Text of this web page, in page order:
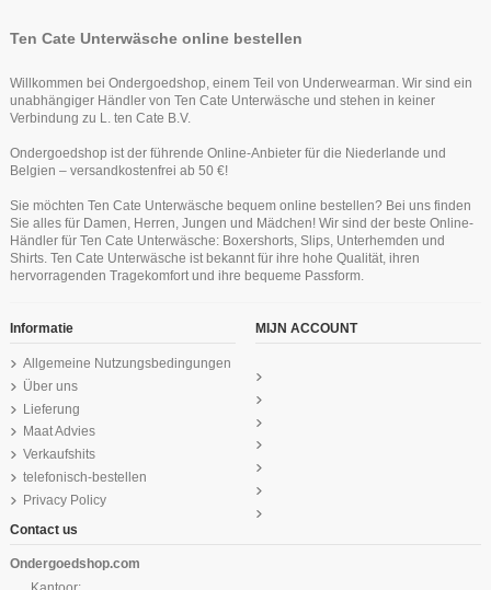
Ten Cate Secrets Lace Maxi
Schwartz
24,99 €
Ten Cate Secrets Brazilian Lace
Rood
24,99 €
Ten Cate Basics women singlet black
18,99 €
Ten Cate Secrets Long Short Rood
29,99 €
Ten Cate Secrets Maxi Lace
Odyssey
17,96 € 23,95 €
Ten Cate Secrets Brazilian Lace
English Lavender
24,99 €
Ten Cate Mädchen Shorts 2Pack
Light Grey Melee 10-18Y Teens
19,95 €
Ten Cate Secrets Maxi Rood
24,99 €
Ten Cate Unterwäsche online bestellen
Willkommen bei Ondergoedshop, einem Teil von Underwearman. Wir sind ein
unabhängiger Händler von Ten Cate Unterwäsche und stehen in keiner
Verbindung zu L. ten Cate B.V.
Ondergoedshop ist der führende Online-Anbieter für die Niederlande und
Belgien – versandkostenfrei ab 50 €!
Sie möchten Ten Cate Unterwäsche bequem online bestellen? Bei uns finden
Sie alles für Damen, Herren, Jungen und Mädchen! Wir sind der beste Online-
Händler für Ten Cate Unterwäsche: Boxershorts, Slips, Unterhemden und
Shirts. Ten Cate Unterwäsche ist bekannt für ihre hohe Qualität, ihren
hervorragenden Tragekomfort und ihre bequeme Passform.
Informatie
Allgemeine Nutzungsbedingungen
Über uns
Lieferung
Maat Advies
Verkaufshits
telefonisch-bestellen
Privacy Policy
MIJN ACCOUNT
Contact us
Ondergoedshop.com